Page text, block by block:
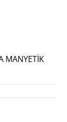
MANYETİK